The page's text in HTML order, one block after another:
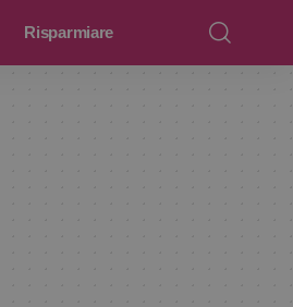
Risparmiare